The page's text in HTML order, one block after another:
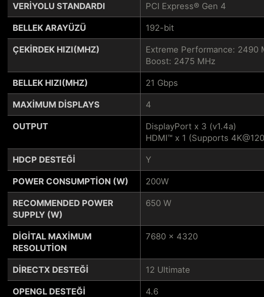
VERIYOLU STANDARDI
BELLEK ARAYÜZÜ
ÇEKIRDEK HIZI(MHZ)
BELLEK HIZI(MHZ)
MAXIMUM DISPLAYS
OUTPUT
HDCP DESTEĞI
POWER CONSUMPTION (W)
RECOMMENDED POWER
SUPPLY (W)
DIGITAL MAXIMUM
RESOLUTION
DIRECTX DESTEĞI
OPENGL DESTEĞI
PCI Express® Gen 4
192-bit
Extreme Performance: 2490
Boost: 2475 MHz
21 Gbps
4
DisplayPort x 3 (v1.4a)
HDMI™ x 1 (Supports
Y
200W
650 W
7680 x 4320
12 Ultimate
4.6